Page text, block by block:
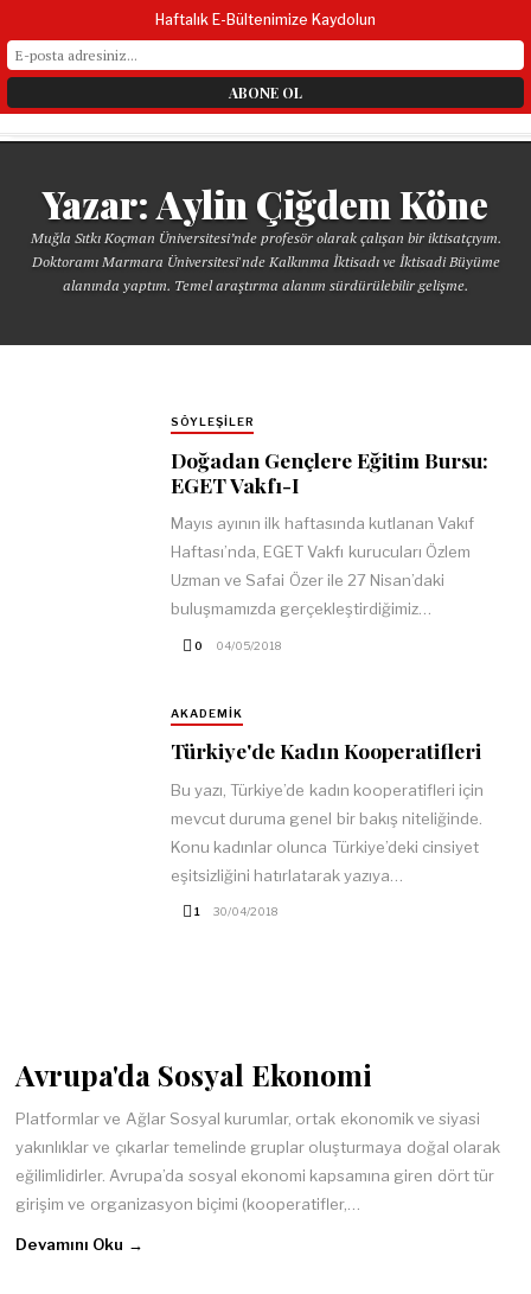
Yazar:Aylin Çiğdem Köne
Muğla Sıtkı Koçman Üniversitesi’nde profesör olarak çalışan bir iktisatçıyım.
Doktoramı Marmara Üniversitesi'nde Kalkınma İktisadı ve İktisadi Büyüme
alanında yaptım. Temel araştırma alanım sürdürülebilir gelişme.
SÖYLEŞILER
Doğadan Gençlere Eğitim Bursu:
EGET Vakfı-I
Mayıs ayının ilk haftasında kutlanan Vakıf
Haftası’nda, EGET Vakfı kurucuları Özlem
Uzman ve Safai Özer ile 27 Nisan’daki
buluşmamızda gerçekleştirdiğimiz…
0 04/05/2018
AKADEMIK
Türkiye'de Kadın Kooperatifleri
Bu yazı, Türkiye’de kadın kooperatifleri için
mevcut duruma genel bir bakış niteliğinde.
Konu kadınlar olunca Türkiye’deki cinsiyet
eşitsizliğini hatırlatarak yazıya…
1 30/04/2018
Avrupa'da Sosyal Ekonomi
Platformlar ve Ağlar Sosyal kurumlar, ortak ekonomik ve siyasi
yakınlıklar ve çıkarlar temelinde gruplar oluşturmaya doğal olarak
eğilimlidirler. Avrupa’da sosyal ekonomi kapsamına giren dört tür
girişim ve organizasyon biçimi (kooperatifler,…
Devamını Oku →
Haftalık E-Bültenimize Kaydolun